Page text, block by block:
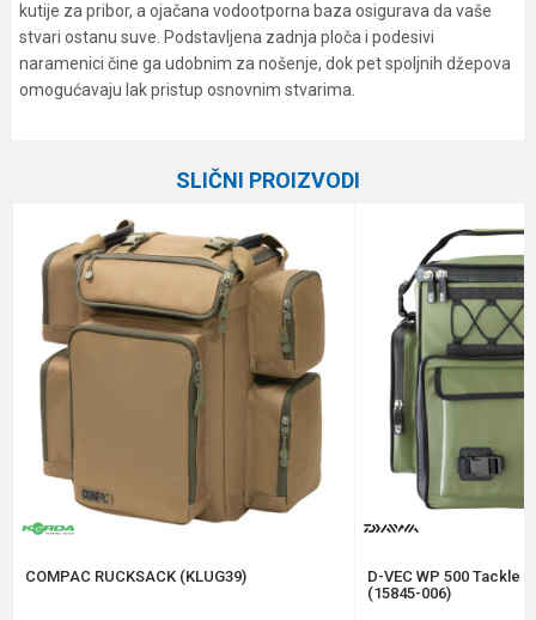
kutije za pribor, a ojačana vodootporna baza osigurava da vaše
stvari ostanu suve. Podstavljena zadnja ploča i podesivi
naramenici čine ga udobnim za nošenje, dok pet spoljnih džepova
omogućavaju lak pristup osnovnim stvarima.
Poruka
Anti-spam zaštita - izračunajte koliko je 4 + 1 :
POŠALJI
SLIČNI PROIZVODI
COMPAC RUCKSACK (KLUG39)
D-VEC WP 500 Tackle
(15845-006)